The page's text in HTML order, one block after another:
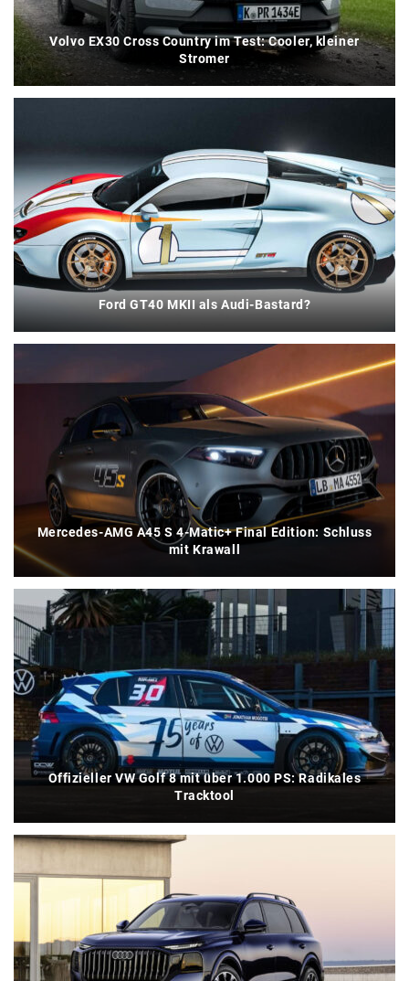
Volvo EX30 Cross Country im Test: Cooler, kleiner
Stromer
Ford GT40 MKII als Audi-Bastard?
Mercedes-AMG A45 S 4-Matic+ Final Edition: Schluss
mit Krawall
Offizieller VW Golf 8 mit über 1.000 PS: Radikales
Tracktool